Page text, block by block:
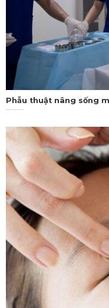
Phẫu thuật nâng sống